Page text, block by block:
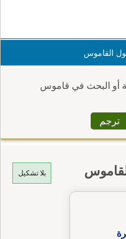
القاموس
أو البحث في قاموس
بلا تشكيل